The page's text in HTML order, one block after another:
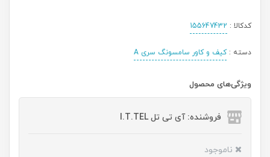
کدکالا : 155647432
دسته :کیف و کاور سامسونگ سری A
ویژگی‌های محصول
فروشنده: آی تی تل I.T.TEL
ناموجود